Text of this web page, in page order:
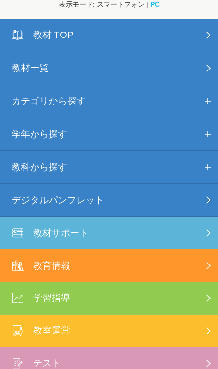
表示モード: スマートフォン | PC
教材 TOP
教材一覧
カテゴリから探す
学年から探す
教科から探す
デジタルパンフレット
教材サポート
教育情報
学習指導
教室運営
テスト